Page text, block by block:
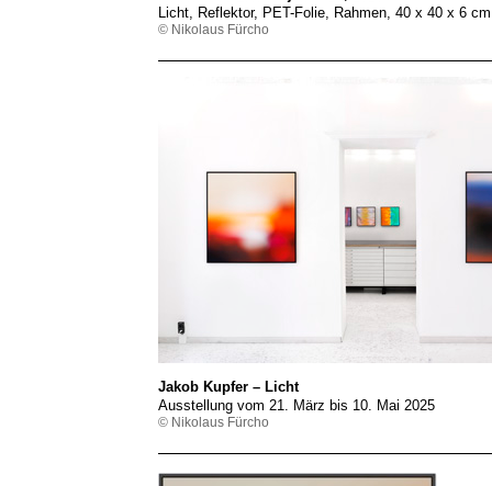
Licht, Reflektor, PET-Folie, Rahmen, 40 x 40 x 6
© Nikolaus Fürcho
Jakob Kupfer – Licht
Ausstellung vom 21. März bis 10. Mai 2025
© Nikolaus Fürcho